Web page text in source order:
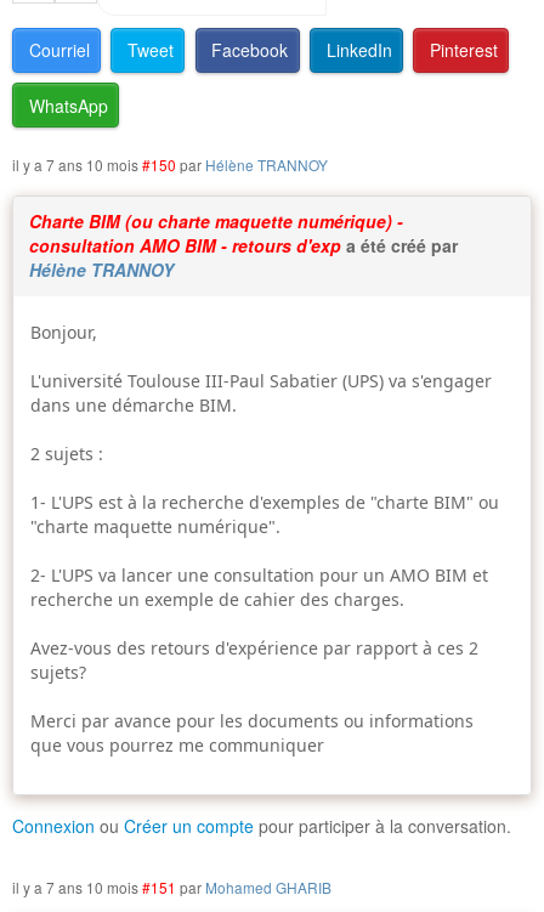
Courriel Tweet Facebook LinkedIn Pinterest
WhatsApp
il y a 7 ans 10 mois#150 par Hélène TRANNOY
Charte BIM (ou charte maquette numérique) -
consultation AMO BIM - retours d'exp a été créé par
Hélène TRANNOY
Bonjour,
L'université Toulouse III-Paul Sabatier (UPS) va s'engager
dans une démarche BIM.
2 sujets :
1- L'UPS est à la recherche d'exemples de "charte BIM" ou
"charte maquette numérique".
2- L'UPS va lancer une consultation pour un AMO BIM et
recherche un exemple de cahier des charges.
Avez-vous des retours d'expérience par rapport à ces 2
sujets?
Merci par avance pour les documents ou informations
que vous pourrez me communiquer
Connexion ou Créer un compte pour participer à la conversation.
il y a 7 ans 10 mois#151 par Mohamed GHARIB
Marchés publics
Textes officiels